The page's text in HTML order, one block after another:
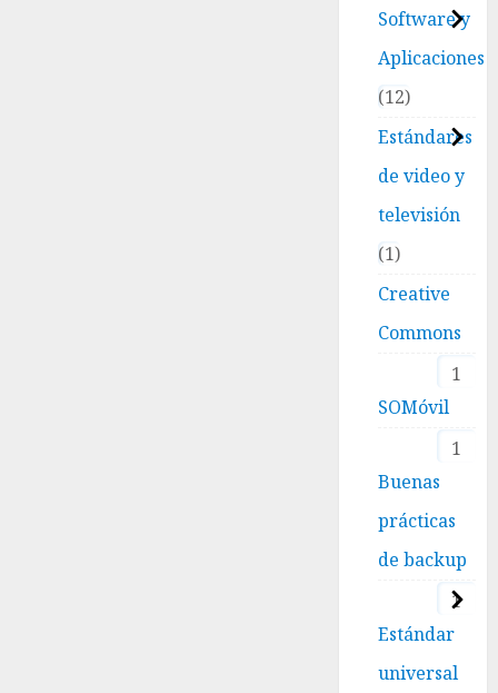
Software y
Aplicaciones
12
Estándares
de video y
televisión
1
Creative
Commons
1
SOMóvil
1
Buenas
prácticas
de backup
1
Estándar
universal